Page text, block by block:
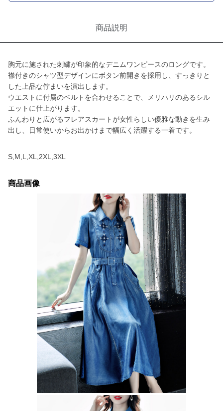
商品説明
胸元に施された刺繍が印象的なデニムワンピースのロングです。
襟付きのシャツ型デザインにボタン前開きを採用し、すっきりと
した上品な佇まいを演出します。
ウエストに付属のベルトを合わせることで、メリハリのあるシル
エットに仕上がります。
ふんわりと広がるフレアスカートが女性らしい優雅な動きを生み
出し、日常使いからお出かけまで幅広く活躍する一着です。
S,M,L,XL,2XL,3XL
商品画像